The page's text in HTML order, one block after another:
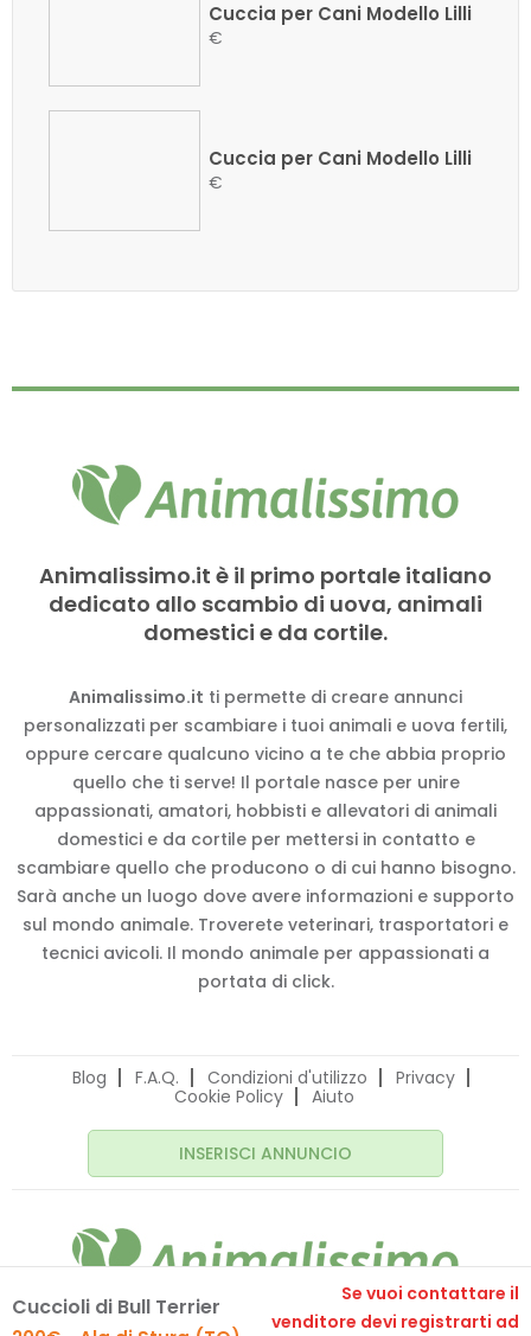
Cuccia per Cani Modello Lilli
€
Cuccia per Cani Modello Lilli
€
Cuccioli di Bull Terrier
Se vuoi contattare il
venditore devi registrarti ad
Animalissimo.it è il primo portale italiano
dedicato allo scambio di uova, animali
domestici e da cortile.
Animalissimo.it ti permette di creare annunci
personalizzati per scambiare i tuoi animali e uova fertili,
oppure cercare qualcuno vicino a te che abbia proprio
quello che ti serve! Il portale nasce per unire
appassionati, amatori, hobbisti e allevatori di animali
domestici e da cortile per mettersi in contatto e
scambiare quello che producono o di cui hanno bisogno.
Sarà anche un luogo dove avere informazioni e supporto
sul mondo animale. Troverete veterinari, trasportatori e
tecnici avicoli. Il mondo animale per appassionati a
portata di click.
Blog F.A.Q. Condizioni d'utilizzo
Privacy
Cookie Policy
Aiuto
INSERISCI ANNUNCIO
© 2020 Animalissimo.it - P.IVA 04582550275